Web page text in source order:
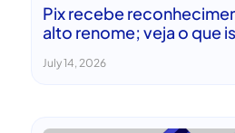
Pix recebe
alto renome; veja o que
July 14, 2026